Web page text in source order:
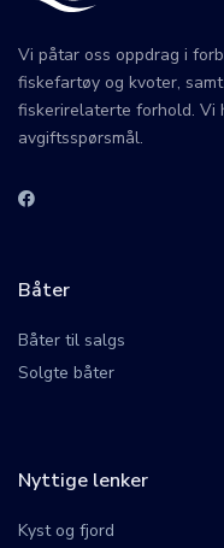
Vi påtar oss oppdrag i
fiskefartøy og kvoter,
fiskerirelaterte forhold. Vi
avgiftsspørsmål.
Båter
Båter til salgs
Solgte båter
Nyttige lenker
Kyst og fjord